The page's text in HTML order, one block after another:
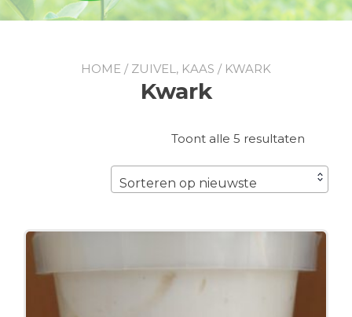
HOME / ZUIVEL, KAAS / KWARK
Kwark
Toont alle 5 resultaten
Sorteren op nieuwste